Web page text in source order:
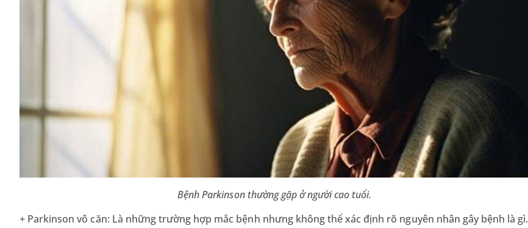
Bệnh Parkinson thường gặp ở người cao tuổi.
+ Parkinson vô căn: Là những trường hợp mắc bệnh nhưng không thể xác định rõ nguyên nhân gây bệnh là gì.